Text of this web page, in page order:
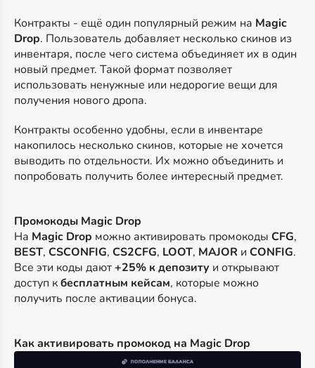
Контракты - ещё один популярный режим на Magic
Drop. Пользователь добавляет несколько скинов из
инвентаря, после чего система объединяет их в один
новый предмет. Такой формат позволяет
использовать ненужные или недорогие вещи для
получения нового дропа.
Контракты особенно удобны, если в инвентаре
накопилось несколько скинов, которые не хочется
выводить по отдельности. Их можно объединить и
попробовать получить более интересный предмет.
Промокоды Magic Drop
На Magic Drop можно активировать промокоды CFG,
BEST, CSCONFIG, CS2CFG, LOOT, MAJOR и CONFIG.
Все эти коды дают+25% к депозиту и открывают
доступ кбесплатным кейсам, которые можно
получить после активации бонуса.
Как активировать промокод на Magic Drop